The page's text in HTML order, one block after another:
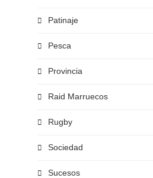
Patinaje
Pesca
Provincia
Raid Marruecos
Rugby
Sociedad
Sucesos